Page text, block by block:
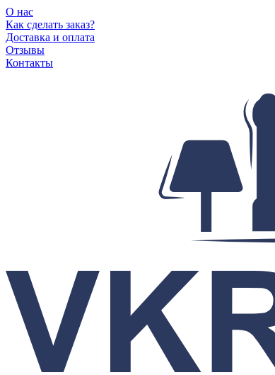
О нас
Как сделать заказ?
Доставка и оплата
Отзывы
Контакты